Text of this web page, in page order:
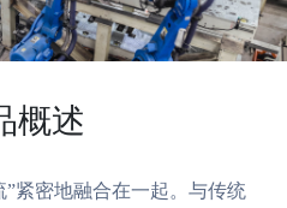
概述
”紧密地融合在一起。与传统